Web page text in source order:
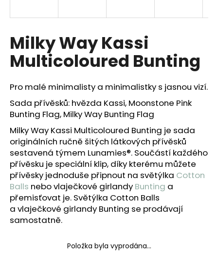
Milky Way Kassi
Multicoloured Bunting
Pro malé minimalisty a minimalistky s jasnou vizí.
Sada přívěsků: hvězda Kassi, Moonstone Pink
Bunting Flag, Milky Way Bunting Flag
Milky Way Kassi Multicoloured Bunting je sada
originálních ručně šitých látkových přívěsků
sestavená týmem Lunamies®. Součástí každého
přívěsku je speciální klip, díky kterému můžete
přívěsky jednoduše připnout na světýlka Cotton
Balls nebo vlaječkové girlandy Bunting a
přemisťovat je. Světýlka Cotton Balls
a vlaječkové girlandy Bunting se prodávají
samostatně.
Položka byla vyprodána…
í
t
?
HLEDAT
D
o
p
o
r
u
č